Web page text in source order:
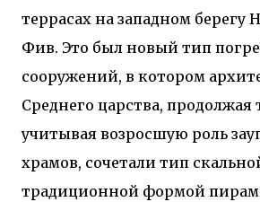
террасах на западном берегу
Фив. Это был новый тип
сооружений, в котором
Среднего царства,
учитывая возросшую роль
храмов, сочетали тип
традиционной формой